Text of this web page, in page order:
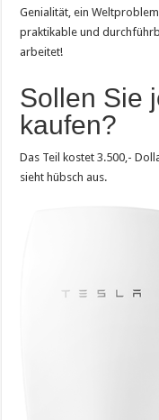
Genialität, ein
praktikable und
arbeitet!
Sollen Sie
kaufen?
Das Teil kostet 3.500,-
sieht hübsch aus.